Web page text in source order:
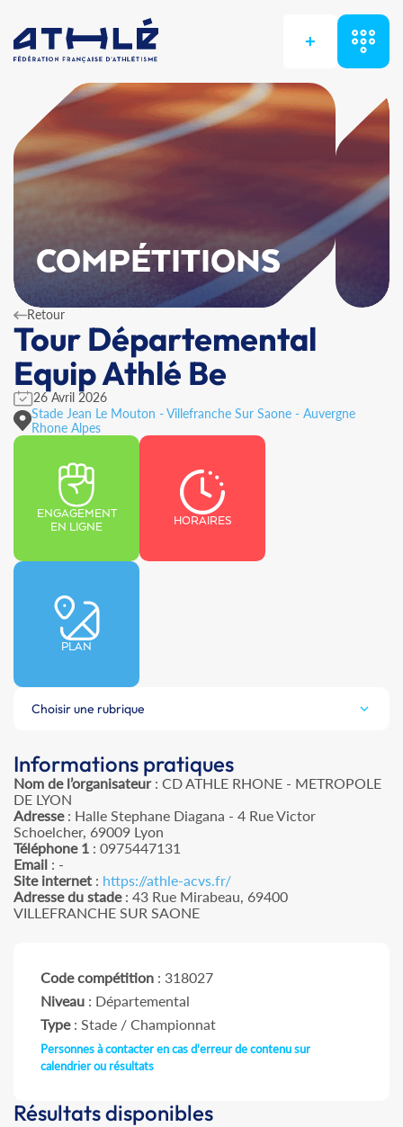
+
COMPÉTITIONS
Retour
Tour Départemental
Equip Athlé Be
26 Avril 2026
Stade Jean Le Mouton - Villefranche Sur Saone - Auvergne
Rhone Alpes
ENGAGEMENT
EN LIGNE
HORAIRES
PLAN
Choisir une rubrique
Informations pratiques
Nom de l’organisateur: CD ATHLE RHONE - METROPOLE
DE LYON
Adresse: Halle Stephane Diagana - 4 Rue Victor
Schoelcher, 69009 Lyon
Téléphone 1 : 0975447131
Email : -
Site internet : https://athle-acvs.fr/
Adresse du stade: 43 Rue Mirabeau, 69400
VILLEFRANCHE SUR SAONE
Code compétition : 318027
Niveau : Départemental
Type: Stade / Championnat
Personnes à contacter en cas d'erreur de contenu sur
calendrier ou résultats
Résultats disponibles